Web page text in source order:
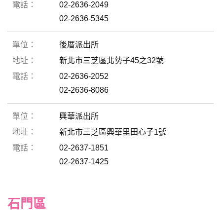
02-2636-2049
02-2636-5345
後厝派出所
新北市三芝區北勢子45之32號
02-2636-2052
02-2636-8086
興華派出所
新北市三芝區興華里田心子1號
02-2637-1851
02-2637-1425
石門區